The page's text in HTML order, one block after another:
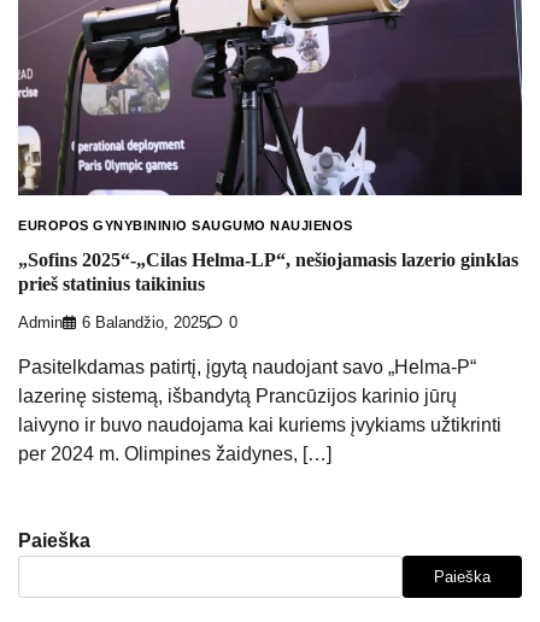
EUROPOS GYNYBININIO SAUGUMO NAUJIENOS
„Sofins 2025“-„Cilas Helma-LP“, nešiojamasis lazerio ginklas
prieš statinius taikinius
Admin 6 Balandžio, 2025 0
Pasitelkdamas patirtį, įgytą naudojant savo „Helma-P“
lazerinę sistemą, išbandytą Prancūzijos karinio jūrų
laivyno ir buvo naudojama kai kuriems įvykiams užtikrinti
per 2024 m. Olimpines žaidynes, […]
Paieška
Paieška